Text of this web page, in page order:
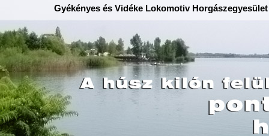
Gyékényes és Vidéke Lokomotiv Horgászegyesület